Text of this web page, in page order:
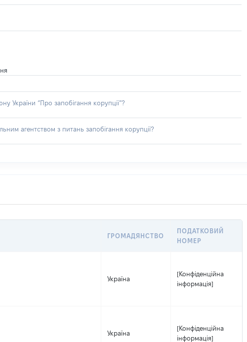
України “Про запобігання корупції”?
агентством з питань запобігання корупції?
ГРОМАДЯНСТВО
ПОДАТКОВИЙ
НОМЕР
Україна
[Конфіденційна
інформація]
Україна
[Конфіденційна
інформація]